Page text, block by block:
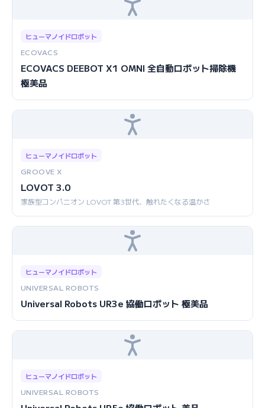
ヒューマノイドロボット
ECOVACS
ECOVACS DEEBOT X1 OMNI 全自動ロボット掃除機
極美品
ヒューマノイドロボット
GROOVE X
LOVOT 3.0
家族型コンパニオン LOVOT 第3世代、触れたくなる温かさ
ヒューマノイドロボット
UNIVERSAL ROBOTS
Universal Robots UR3e 協働ロボット 極美品
ヒューマノイドロボット
UNIVERSAL ROBOTS